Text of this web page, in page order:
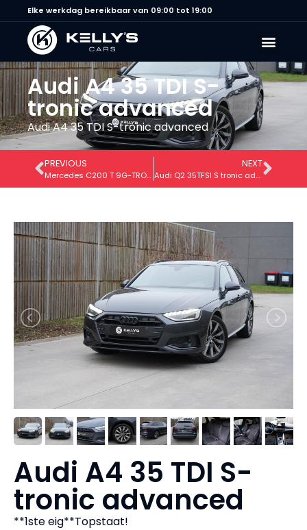
Elke werkdag bereikbaar van 09:00 tot 19:00
Audi A4 35 TDI S-
tronic advanced
Audi A4 35 TDI S-tronic advanced
PREVIOUS
Mercedes C200 T 9G-TRONIC AMG Line
NEXT
Audi Q2 35TFSI S tronic advanced
Audi A4 35 TDI S-
tronic advanced
**1ste eig**Topstaat!